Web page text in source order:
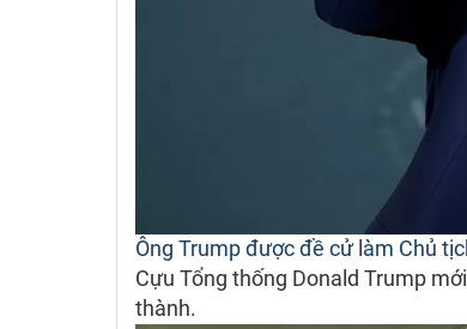
Ông Trump được đề cử làm Chủ
Cựu Tổng thống Donald Trump
thành.